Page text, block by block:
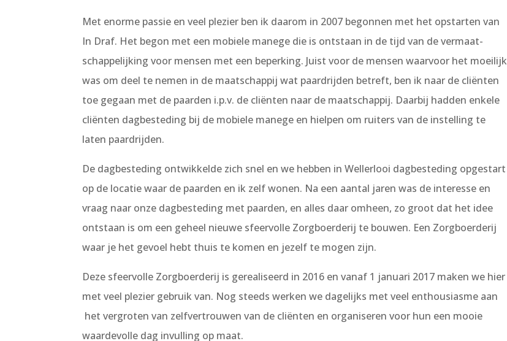
Met enorme passie en veel plezier ben ik daarom in 2007 begonnen met het opstarten van
In Draf. Het begon met een mobiele manege die is ontstaan in de tijd van de vermaat-
schappelijking voor mensen met een beperking. Juist voor de mensen waarvoor het moeilijk
was om deel te nemen in de maatschappij wat paardrijden betreft, ben ik naar de cliënten
toe gegaan met de paarden i.p.v. de cliënten naar de maatschappij. Daarbij hadden enkele
cliënten dagbesteding bij de mobiele manege en hielpen om ruiters van de instelling te
laten paardrijden.
De dagbesteding ontwikkelde zich snel en we hebben in Wellerlooi dagbesteding opgestart
op de locatie waar de paarden en ik zelf wonen. Na een aantal jaren was de interesse en
vraag naar onze dagbesteding met paarden, en alles daar omheen, zo groot dat het idee
ontstaan is om een geheel nieuwe sfeervolle Zorgboerderij te bouwen. Een Zorgboerderij
waar je het gevoel hebt thuis te komen en jezelf te mogen zijn.
Deze sfeervolle Zorgboerderij is gerealiseerd in 2016 en vanaf 1 januari 2017 maken we hier
met veel plezier gebruik van. Nog steeds werken we dagelijks met veel enthousiasme aan
het vergroten van zelfvertrouwen van de cliënten en organiseren voor hun een mooie
waardevolle dag invulling op maat.